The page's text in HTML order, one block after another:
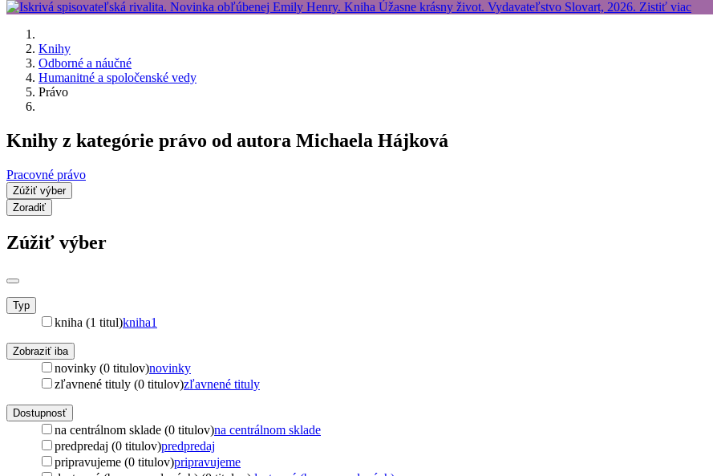
Knihy
Odborné a náučné
Humanitné a spoločenské vedy
Právo
Knihy z kategórie právo od autora Michaela Hájková
Pracovné právo
Zúžiť výber
Zoradiť
Zúžiť výber
Typ
kniha (1 titul)kniha1
Zobraziť iba
novinky (0 titulov)novinky
zľavnené tituly (0 titulov)zľavnené tituly
Dostupnosť
na centrálnom sklade (0 titulov)na centrálnom sklade
predpredaj (0 titulov)predpredaj
pripravujeme (0 titulov)pripravujeme